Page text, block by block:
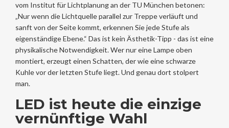
vom Institut für Lichtplanung an der TU München betonen:
„Nur wenn die Lichtquelle parallel zur Treppe verläuft und
sanft von der Seite kommt, erkennen Sie jede Stufe als
eigenständige Ebene.“ Das ist kein Ästhetik-Tipp - das ist eine
physikalische Notwendigkeit. Wer nur eine Lampe oben
montiert, erzeugt einen Schatten, der wie eine schwarze
Kuhle vor der letzten Stufe liegt. Und genau dort stolpert
man.
LED ist heute die einzige
vernünftige Wahl